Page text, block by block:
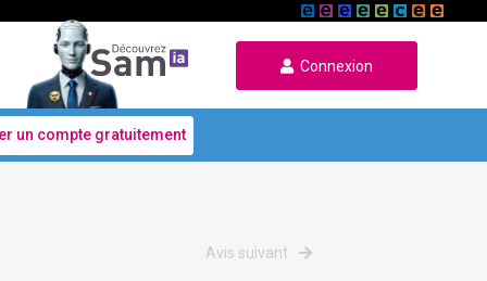
Connexion
un compte gratuitement
Avis suivant